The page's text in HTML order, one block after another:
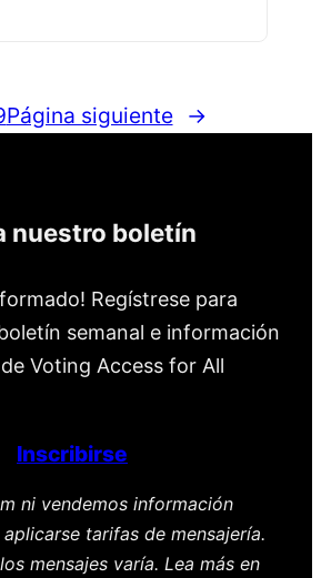
Página siguiente →
nuestro boletín
Regístrese para
semanal e información
Voting Access for All
Inscribirse
ni vendemos información
tarifas de mensajería.
mensajes varía. Lea más en